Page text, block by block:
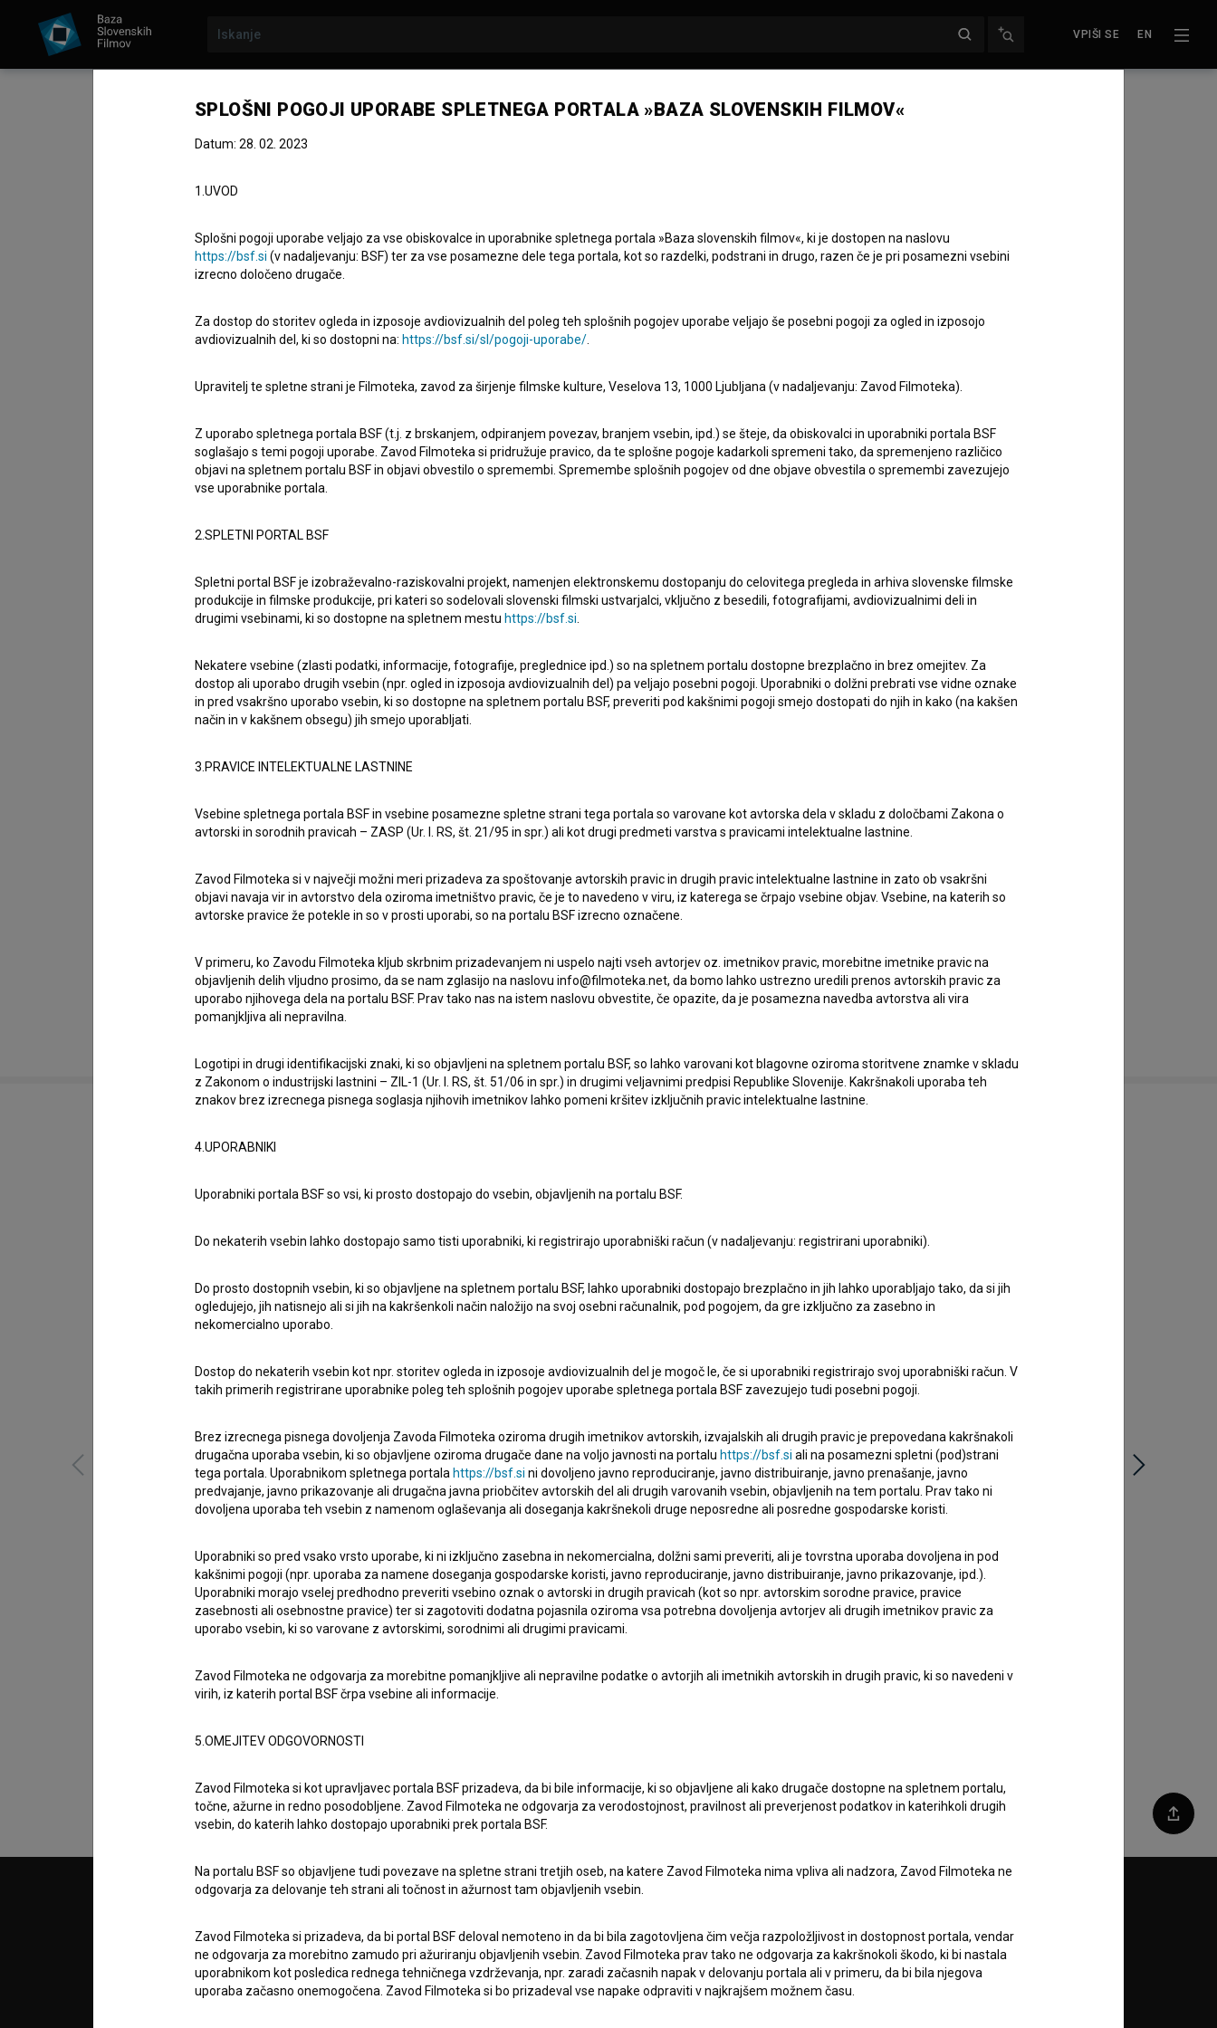
VPIŠI SE EN
fotografija dogodkaBelo se pere na devetdeset
Kader iz filmaBelo se pere na devetdeset (2025)
Sinoči je v ljubljanskem Cineplexxu ekipa slovenskega filmaBelo se pere na devetdesetprejela četrto
Podelitve se je udeležila tudi številna igralska zasedba filma. Filmsko priznanje je ekipi filma podelil
Celovečerni film režiserjaMarka Naberšnika , posnet po uspešnem romanu avtorice Bronje Žakelj
, je v
slovenskih kinih pred nekaj dnevi presegel mejnik 100.000 gledalcev. Film je vzbudil veliko zanimanje
med rednimi obiskovalci kina, kot tudi med tistimi, ki kino obiščejo le občasno. S tem mejnikom se je film
Belo se pere na devetdeset
uvrstil med mnoge slovenske kino uspešnice.
Anica Dobra,Tjaša Železnik,Mei Rabič,Žiga Šorli,Jaka Mehle ,Jure Rajšp,Saša Tabaković,
Iva Krajnc BagolainVladimir Tintor. Dogodka so se udeležili tudi sodelavec pri scenariju in producent
, scenaristka in avtorica romana Bronja Žakelj ter scenarist in režiser filma
Filmski ustvarjalci so ob doseženem izjemnem uspehu obudili spomine na snemanje ter številne filmske
film ogledali v tako velikem številu in ga s svojo podporo ponesli do pomembnega mejnika. Producent
devetdeset, dve in pol ure dolga filmska drama, je presegel fantastičnih 100.000 gledalcev. Nekaj, kar se
je na začetku kinematografske poti zdelo preambiciozno, je postalo resničnost.«Zahvalil se je tudi
Vir: Cineplexx, Slovenski filmski center
Odsev reke na mednarodnem
filmskem festivalu Transilvanija v
pere na devetdeset
26. maj 2026
Bolgarska premiera filma Belo se
pere na devetdeset na
v Sofiji
Deli
© 2018-2026, Filmoteka,
POGOJI UPORABE
PRIJAVITE SE NA BSF NOVIČNIK:
PRIJAVA
Sprejemam splošne pogoje in dajem
SPLOŠNI POGOJI UPORABE SPLETNEGA PORTALA »BAZA SLOVENSKIH FILMOV«
Datum: 28. 02. 2023
1.UVOD
Splošni pogoji uporabe veljajo za vse obiskovalce in uporabnike spletnega portala »Baza slovenskih filmov«, ki je dostopen na naslovu
https://bsf.si (v nadaljevanju: BSF) ter za vse posamezne dele tega portala, kot so razdelki, podstrani in drugo, razen če je pri posamezni vsebini
izrecno določeno drugače.
Za dostop do storitev ogleda in izposoje avdiovizualnih del poleg teh splošnih pogojev uporabe veljajo še posebni pogoji za ogled in izposojo
avdiovizualnih del, ki so dostopni na: https://bsf.si/sl/pogoji-uporabe/
Upravitelj te spletne strani je Filmoteka, zavod za širjenje filmske kulture, Veselova 13, 1000 Ljubljana (v nadaljevanju: Zavod Filmoteka).
Z uporabo spletnega portala BSF (t.j. z brskanjem, odpiranjem povezav, branjem vsebin, ipd.) se šteje, da obiskovalci in uporabniki portala BSF
soglašajo s temi pogoji uporabe. Zavod Filmoteka si pridružuje pravico, da te splošne pogoje kadarkoli spremeni tako, da spremenjeno različico
objavi na spletnem portalu BSF in objavi obvestilo o spremembi. Spremembe splošnih pogojev od dne objave obvestila o spremembi zavezujejo
vse uporabnike portala.
2.SPLETNI PORTAL BSF
Spletni portal BSF je izobraževalno-raziskovalni projekt, namenjen elektronskemu dostopanju do celovitega pregleda in arhiva slovenske filmske
produkcije in filmske produkcije, pri kateri so sodelovali slovenski filmski ustvarjalci, vključno z besedili, fotografijami, avdiovizualnimi deli in
drugimi vsebinami, ki so dostopne na spletnem mestu https://bsf.si
Nekatere vsebine (zlasti podatki, informacije, fotografije, preglednice ipd.) so na spletnem portalu dostopne brezplačno in brez omejitev. Za
dostop ali uporabo drugih vsebin (npr. ogled in izposoja avdiovizualnih del) pa veljajo posebni pogoji. Uporabniki o dolžni prebrati vse vidne oznake
in pred vsakršno uporabo vsebin, ki so dostopne na spletnem portalu BSF, preveriti pod kakšnimi pogoji smejo dostopati do njih in kako (na kakšen
način in v kakšnem obsegu) jih smejo uporabljati.
3.PRAVICE INTELEKTUALNE LASTNINE
Vsebine spletnega portala BSF in vsebine posamezne spletne strani tega portala so varovane kot avtorska dela v skladu z določbami Zakona o
avtorski in sorodnih pravicah – ZASP (Ur. l. RS, št. 21/95 in spr.) ali kot drugi predmeti varstva s pravicami intelektualne lastnine.
Zavod Filmoteka si v največji možni meri prizadeva za spoštovanje avtorskih pravic in drugih pravic intelektualne lastnine in zato ob vsakršni
objavi navaja vir in avtorstvo dela oziroma imetništvo pravic, če je to navedeno v viru, iz katerega se črpajo vsebine objav. Vsebine, na katerih so
avtorske pravice že potekle in so v prosti uporabi, so na portalu BSF izrecno označene.
V primeru, ko Zavodu Filmoteka kljub skrbnim prizadevanjem ni uspelo najti vseh avtorjev oz. imetnikov pravic, morebitne imetnike pravic na
objavljenih delih vljudno prosimo, da se nam zglasijo na naslovu info@filmoteka.net, da bomo lahko ustrezno uredili prenos avtorskih pravic za
uporabo njihovega dela na portalu BSF. Prav tako nas na istem naslovu obvestite, če opazite, da je posamezna navedba avtorstva ali vira
pomanjkljiva ali nepravilna.
Logotipi in drugi identifikacijski znaki, ki so objavljeni na spletnem portalu BSF, so lahko varovani kot blagovne oziroma storitvene znamke v skladu
z Zakonom o industrijski lastnini – ZIL-1 (Ur. l. RS, št. 51/06 in spr.) in drugimi veljavnimi predpisi Republike Slovenije. Kakršnakoli uporaba teh
znakov brez izrecnega pisnega soglasja njihovih imetnikov lahko pomeni kršitev izključnih pravic intelektualne lastnine.
4.UPORABNIKI
Uporabniki portala BSF so vsi, ki prosto dostopajo do vsebin, objavljenih na portalu BSF.
Do nekaterih vsebin lahko dostopajo samo tisti uporabniki, ki registrirajo uporabniški račun (v nadaljevanju: registrirani uporabniki).
Do prosto dostopnih vsebin, ki so objavljene na spletnem portalu BSF, lahko uporabniki dostopajo brezplačno in jih lahko uporabljajo tako, da si jih
ogledujejo, jih natisnejo ali si jih na kakršenkoli način naložijo na svoj osebni računalnik, pod pogojem, da gre izključno za zasebno in
nekomercialno uporabo.
Dostop do nekaterih vsebin kot npr. storitev ogleda in izposoje avdiovizualnih del je mogoč le, če si uporabniki registrirajo svoj uporabniški račun. V
takih primerih registrirane uporabnike poleg teh splošnih pogojev uporabe spletnega portala BSF zavezujejo tudi posebni pogoji.
Brez izrecnega pisnega dovoljenja Zavoda Filmoteka oziroma drugih imetnikov avtorskih, izvajalskih ali drugih pravic je prepovedana kakršnakoli
drugačna uporaba vsebin, ki so objavljene oziroma drugače dane na voljo javnosti na portalu https://bsf.si ali na posamezni spletni (pod)strani
tega portala. Uporabnikom spletnega portala https://bsf.si ni dovoljeno javno reproduciranje, javno distribuiranje, javno prenašanje, javno
predvajanje, javno prikazovanje ali drugačna javna priobčitev avtorskih del ali drugih varovanih vsebin, objavljenih na tem portalu. Prav tako ni
dovoljena uporaba teh vsebin z namenom oglaševanja ali doseganja kakršnekoli druge neposredne ali posredne gospodarske koristi.
Uporabniki so pred vsako vrsto uporabe, ki ni izključno zasebna in nekomercialna, dolžni sami preveriti, ali je tovrstna uporaba dovoljena in pod
kakšnimi pogoji (npr. uporaba za namene doseganja gospodarske koristi, javno reproduciranje, javno distribuiranje, javno prikazovanje, ipd.).
Uporabniki morajo vselej predhodno preveriti vsebino oznak o avtorski in drugih pravicah (kot so npr. avtorskim sorodne pravice, pravice
zasebnosti ali osebnostne pravice) ter si zagotoviti dodatna pojasnila oziroma vsa potrebna dovoljenja avtorjev ali drugih imetnikov pravic za
uporabo vsebin, ki so varovane z avtorskimi, sorodnimi ali drugimi pravicami.
Zavod Filmoteka ne odgovarja za morebitne pomanjkljive ali nepravilne podatke o avtorjih ali imetnikih avtorskih in drugih pravic, ki so navedeni v
virih, iz katerih portal BSF črpa vsebine ali informacije.
5.OMEJITEV ODGOVORNOSTI
Zavod Filmoteka si kot upravljavec portala BSF prizadeva, da bi bile informacije, ki so objavljene ali kako drugače dostopne na spletnem portalu,
točne, ažurne in redno posodobljene. Zavod Filmoteka ne odgovarja za verodostojnost, pravilnost ali preverjenost podatkov in katerihkoli drugih
vsebin, do katerih lahko dostopajo uporabniki prek portala BSF.
Na portalu BSF so objavljene tudi povezave na spletne strani tretjih oseb, na katere Zavod Filmoteka nima vpliva ali nadzora, Zavod Filmoteka ne
odgovarja za delovanje teh strani ali točnost in ažurnost tam objavljenih vsebin.
Zavod Filmoteka si prizadeva, da bi portal BSF deloval nemoteno in da bi bila zagotovljena čim večja razpoložljivost in dostopnost portala, vendar
ne odgovarja za morebitno zamudo pri ažuriranju objavljenih vsebin. Zavod Filmoteka prav tako ne odgovarja za kakršnokoli škodo, ki bi nastala
uporabnikom kot posledica rednega tehničnega vzdrževanja, npr. zaradi začasnih napak v delovanju portala ali v primeru, da bi bila njegova
uporaba začasno onemogočena. Zavod Filmoteka si bo prizadeval vse napake odpraviti v najkrajšem možnem času.